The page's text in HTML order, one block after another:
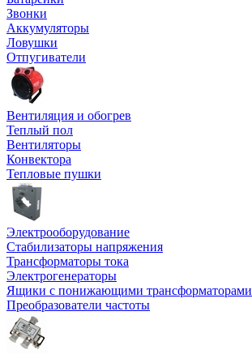
Звонки
Аккумуляторы
Ловушки
Отпугиватели
Вентиляция и обогрев
Теплый пол
Вентиляторы
Конвектора
Тепловые пушки
Электрооборудование
Стабилизаторы напряжения
Трансформаторы тока
Электрогенераторы
Ящики с понижающими трансформаторами
Преобразователи частоты